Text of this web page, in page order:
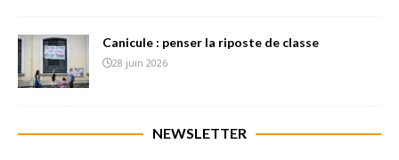
Canicule : penser la riposte de classe
28 juin 2026
NEWSLETTER